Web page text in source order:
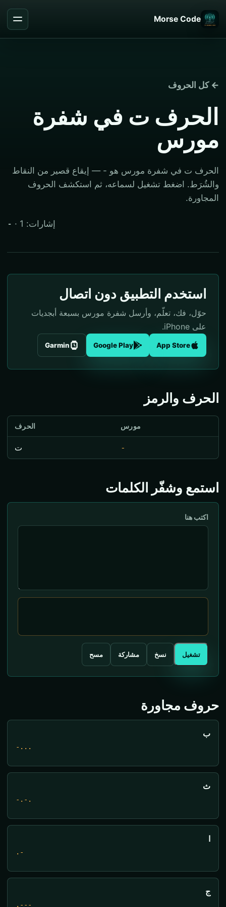
Morse Code
← كل الحروف
الحرف ت في شفرة
مورس
الحرف ت في شفرة مورس هو - — إيقاع قصير من النقاط
والشُرَط. اضغط تشغيل لسماعه، ثم استكشف الحروف
المجاورة.
- · إشارات: 1
استخدم التطبيق دون اتصال
حوّل، فك، تعلّم، وأرسل شفرة مورس بسبعة أبجديات
على iPhone.
App Store
Google Play
Garmin
الحرف والرمز
الحرف مورس
ت -
استمع وشفّر الكلمات
اكتب هنا
تشغيل نسخ مشاركة مسح
حروف مجاورة
ب
-...
ث
-.-.
ا
.-
ج
.---